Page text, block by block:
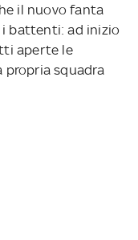
il nuovo fanta
battenti: ad inizio
aperte le
propria squadra